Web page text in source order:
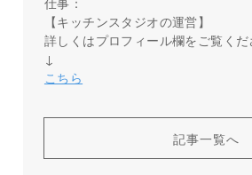
【キッチンスタジオの運営】
詳しくはプロフィール欄をご覧くだ
↓
こちら
記事一覧へ